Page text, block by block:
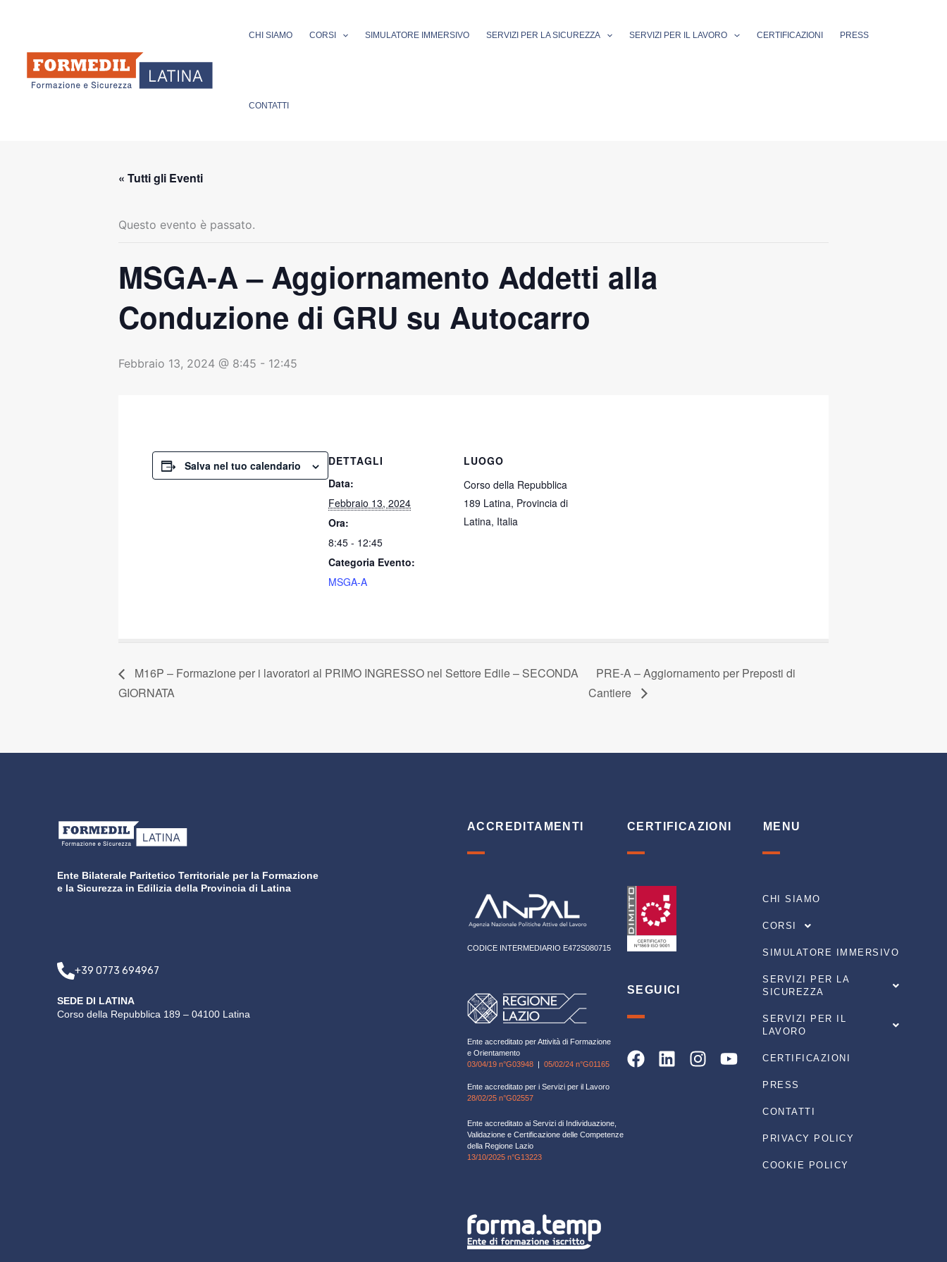
CHI SIAMO CORSI SIMULATORE IMMERSIVO SERVIZI PER LA SICUREZZA SERVIZI PER IL LAVORO CERTIFICAZIONI PRESS
CONTATTI
« Tutti gli Eventi
Questo evento è passato.
MSGA-A – Aggiornamento Addetti alla
Conduzione di GRU su Autocarro
Febbraio 13, 2024 @ 8:45 - 12:45
Salva nel tuo calendario
DETTAGLI
Data:
Febbraio 13, 2024
Ora:
8:45 - 12:45
Categoria Evento:
MSGA-A
LUOGO
Corso della Repubblica
189 Latina, Provincia di
Latina, Italia
M16P – Formazione per i lavoratori al PRIMO INGRESSO nel Settore Edile – SECONDA
GIORNATA
PRE-A – Aggiornamento per Preposti di
Cantiere
Ente Bilaterale Paritetico Territoriale per la Formazione
e la Sicurezza in Edilizia della Provincia di Latina
+39 0773 694967
SEDE DI LATINA
Corso della Repubblica 189 – 04100 Latina
ACCREDITAMENTI
CODICE INTERMEDIARIO E472S080715
Ente accreditato per Attività di Formazione
e Orientamento
03/04/19 n°G03948
05/02/24 n°G01165
Ente accreditato per i Servizi per il Lavoro
28/02/25 n°G02557
Ente accreditato ai Servizi di Individuazione,
Validazione e Certificazione delle Competenze
della Regione Lazio
13/10/2025 n°G13223
CERTIFICAZIONI
SEGUICI
Facebook
Linkedin
Instagram
Youtube
MENU
CHI SIAMO
CORSI
SIMULATORE IMMERSIVO
SERVIZI PER LA
SICUREZZA
SERVIZI PER IL
LAVORO
CERTIFICAZIONI
PRESS
CONTATTI
PRIVACY POLICY
COOKIE POLICY